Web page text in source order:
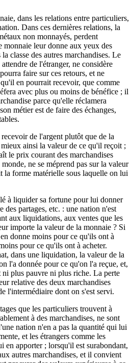
dans les relations entre particuliers,
Dans ces dernières relations, la
non monnayés, perdent
monnaie leur donne aux yeux des
classe des autres marchandises. Le
de l'étranger, ne considère
faire sur ces retours, et ne
en pourrait recevoir, que comme
avec plus ou moins de bénéfice ; il
parce qu'elle réclamera
métier est de faire des échanges,
de l'argent plutôt que de la
ainsi la valeur de ce qu'il reçoit ;
le prix courant des marchandises
ne se méprend pas sur la valeur
la forme matérielle sous laquelle on lui
à liquider sa fortune pour lui donner
des partages, etc. : une nation n'est
aux liquidations, aux ventes que les
importe la valeur de la monnaie ? Si
donne moins pour ce qu'ils ont à
pour ce qu'ils ont à acheter.
dans une liquidation, la valeur de la
l'a donnée pour ce qu'on l'a reçue, et,
plus pauvre ni plus riche. La perte
relative des deux marchandises
l'intermédiaire dont on s'est servi.
que les particuliers trouvent à
à des marchandises, ne sont
nation n'en a pas la quantité qui lui
et les étrangers comme les
en apporter ; lorsqu'il est surabondant,
autres marchandises, et il convient